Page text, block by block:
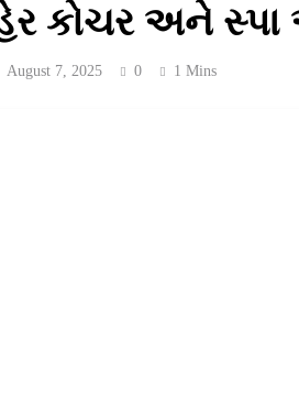
કોચર અને સ્પા
August 7, 2025 0 1 Mins